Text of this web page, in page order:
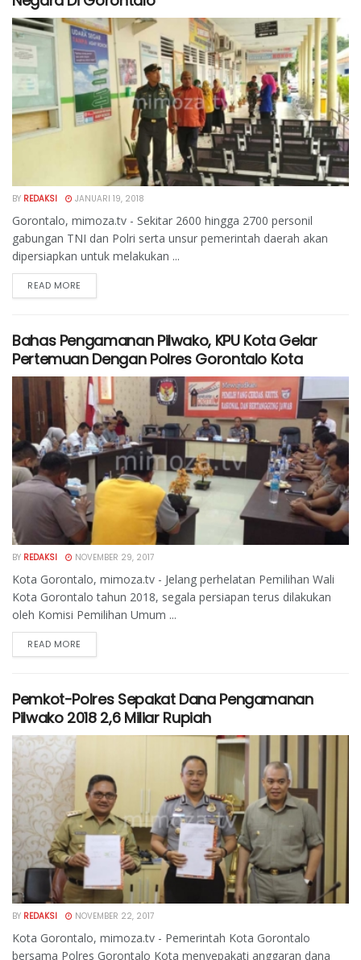
BY REDAKSI JANUARI 19, 2018
Gorontalo, mimoza.tv - Sekitar 2600 hingga 2700 personil
gabungan TNI dan Polri serta unsur pemerintah daerah akan
dipersiapkan untuk melakukan ...
READ MORE
Bahas Pengamanan Pilwako, KPU Kota Gelar
Pertemuan Dengan Polres Gorontalo Kota
BY REDAKSI NOVEMBER 29, 2017
Kota Gorontalo, mimoza.tv - Jelang perhelatan Pemilihan Wali
Kota Gorontalo tahun 2018, segala persiapan terus dilakukan
oleh Komisi Pemilihan Umum ...
READ MORE
Pemkot-Polres Sepakat Dana Pengamanan
Pilwako 2018 2,6 Miliar Rupiah
BY REDAKSI NOVEMBER 22, 2017
Kota Gorontalo, mimoza.tv - Pemerintah Kota Gorontalo
bersama Polres Gorontalo Kota menyepakati anggaran dana